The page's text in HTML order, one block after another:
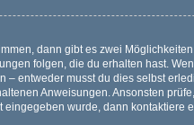
dann gibt es zwei
folgen, die du erhalten hast.
entweder musst du dies selbst
Anweisungen. Ansonsten
wurde, dann kontaktiere